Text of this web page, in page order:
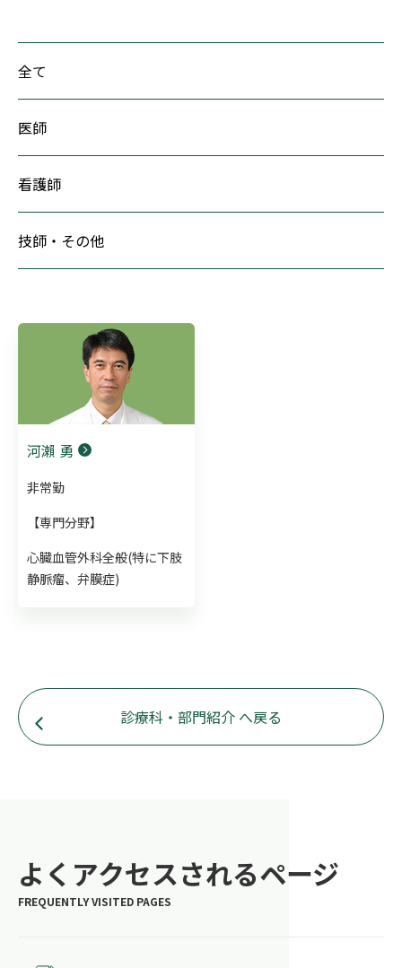
全て
医師
看護師
技師・その他
河瀨 勇
非常勤
【専門分野】
心臓血管外科全般(特に下肢
静脈瘤、弁膜症)
診療科・部門紹介 へ戻る
よくアクセスされるページ